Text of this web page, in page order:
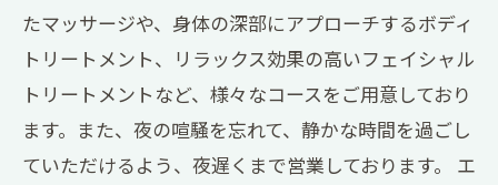
たマッサージや、身体の深部にアプローチするボディ
トリートメント、リラックス効果の高いフェイシャル
トリートメントなど、様々なコースをご用意しており
ます。また、夜の喧騒を忘れて、静かな時間を過ごし
ていただけるよう、夜遅くまで営業しております。 エ